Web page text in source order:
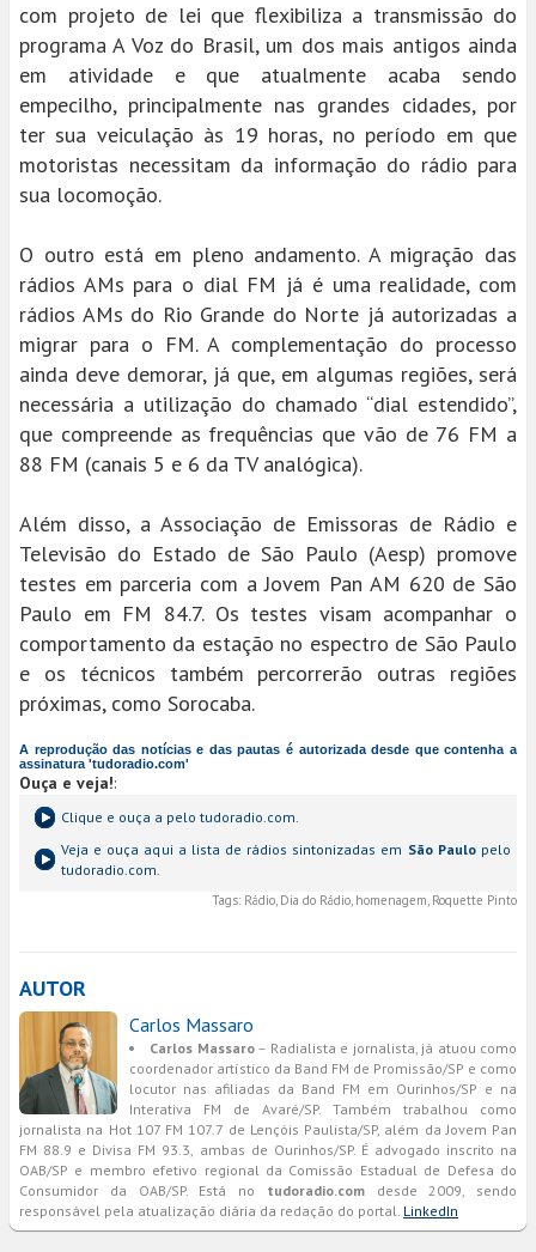
com projeto de lei que flexibiliza a transmissão do
programa A Voz do Brasil, um dos mais antigos ainda
em atividade e que atualmente acaba sendo
empecilho, principalmente nas grandes cidades, por
ter sua veiculação às 19 horas, no período em que
motoristas necessitam da informação do rádio para
sua locomoção.
O outro está em pleno andamento. A migração das
rádios AMs para o dial FM já é uma realidade, com
rádios AMs do Rio Grande do Norte já autorizadas a
migrar para o FM. A complementação do processo
ainda deve demorar, já que, em algumas regiões, será
necessária a utilização do chamado “dial estendido”,
que compreende as frequências que vão de 76 FM a
88 FM (canais 5 e 6 da TV analógica).
Além disso, a Associação de Emissoras de Rádio e
Televisão do Estado de São Paulo (Aesp) promove
testes em parceria com a Jovem Pan AM 620 de São
Paulo em FM 84.7. Os testes visam acompanhar o
comportamento da estação no espectro de São Paulo
e os técnicos também percorrerão outras regiões
próximas, como Sorocaba.
A reprodução das notícias e das pautas é autorizada desde que contenha a
assinatura 'tudoradio.com'
Ouça e veja!:
Clique e ouça a pelo tudoradio.com.
Veja e ouça aqui a lista de rádios sintonizadas em São Paulopelo
tudoradio.com.
Tags: Rádio, Dia do Rádio, homenagem, Roquette Pinto
AUTOR
Carlos Massaro
Carlos Massaro– Radialista e jornalista, já atuou como
coordenador artístico da Band FM de Promissão/SP e como
locutor nas afiliadas da Band FM em Ourinhos/SP e na
Interativa FM de Avaré/SP. Também trabalhou como
jornalista na Hot 107 FM 107.7 de Lençóis Paulista/SP, além da Jovem Pan
FM 88.9 e Divisa FM 93.3, ambas de Ourinhos/SP. É advogado inscrito na
OAB/SP e membro efetivo regional da Comissão Estadual de Defesa do
Consumidor da OAB/SP. Está no tudoradio.comdesde 2009, sendo
responsável pela atualização diária da redação do portal. LinkedIn